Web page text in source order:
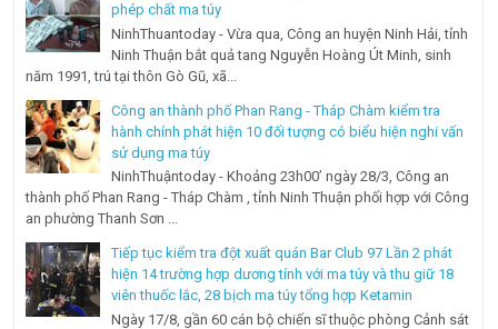
phép chất ma túy
NinhThuantoday - Vừa qua, Công an huyện Ninh Hải, tỉnh
Ninh Thuận bắt quả tang Nguyễn Hoàng Út Minh, sinh
năm 1991, trú tại thôn Gò Gũ, xã...
Công an thành phố Phan Rang - Tháp Chàm kiểm tra
hành chính phát hiện 10 đối tượng có biểu hiện nghi vấn
sử dụng ma túy
NinhThuậntoday - Khoảng 23h00’ ngày 28/3, Công an
thành phố Phan Rang - Tháp Chàm , tỉnh Ninh Thuận phối hợp với Công
an phường Thanh Sơn ...
Tiếp tục kiểm tra đột xuất quán Bar Club 97 Lần 2 phát
hiện 14 trường hợp dương tính với ma túy và thu giữ 18
viên thuốc lắc, 28 bịch ma túy tổng hợp Ketamin
Ngày 17/8, gần 60 cán bộ chiến sĩ thuộc phòng Cảnh sát